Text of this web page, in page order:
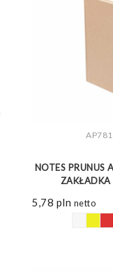
NOTES PRUNUS
5,78 pln netto